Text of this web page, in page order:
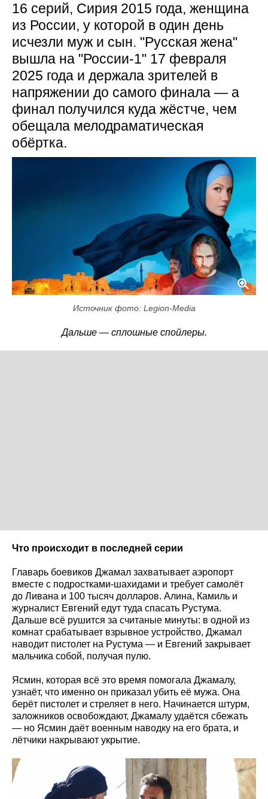
16 серий, Сирия 2015 года, женщина
из России, у которой в один день
исчезли муж и сын. "Русская жена"
вышла на "России-1" 17 февраля
2025 года и держала зрителей в
напряжении до самого финала — а
финал получился куда жёстче, чем
обещала мелодраматическая
обёртка.
Источник фото: Legion-Media
Дальше — сплошные спойлеры.
Что происходит в последней серии
Главарь боевиков Джамал захватывает аэропорт
вместе с подростками-шахидами и требует самолёт
до Ливана и 100 тысяч долларов. Алина, Камиль и
журналист Евгений едут туда спасать Рустума.
Дальше всё рушится за считаные минуты: в одной из
комнат срабатывает взрывное устройство, Джамал
наводит пистолет на Рустума — и Евгений закрывает
мальчика собой, получая пулю.
Ясмин, которая всё это время помогала Джамалу,
узнаёт, что именно он приказал убить её мужа. Она
берёт пистолет и стреляет в него. Начинается штурм,
заложников освобождают, Джамалу удаётся сбежать
— но Ясмин даёт военным наводку на его брата, и
лётчики накрывают укрытие.